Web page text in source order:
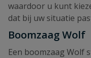
waardoor u kunt
dat bij uw situatie
Boomzaag Wolf
Een boomzaag Wolf